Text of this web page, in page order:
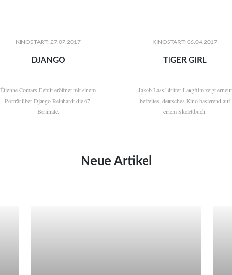
KINOSTART: 27.07.2017
DJANGO
Étienne Comars Debüt eröffnet mit einem
Porträt über Django Reinhardt die 67.
Berlinale.
KINOSTART: 06.04.2017
TIGER GIRL
Jakob Lass’ dritter Langfilm zeigt erneut
befreites, deutsches Kino basierend auf
einem Skelettbuch.
Neue Artikel